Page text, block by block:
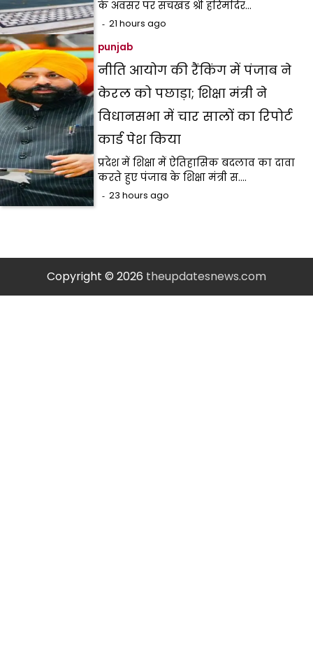
के अवसर पर सचखंड श्री हरिमंदिर…
21 hours ago
punjab
नीति आयोग की रैंकिंग में पंजाब ने
केरल को पछाड़ा; शिक्षा मंत्री ने
विधानसभा में चार सालों का रिपोर्ट
कार्ड पेश किया
प्रदेश में शिक्षा में ऐतिहासिक बदलाव का दावा
करते हुए पंजाब के शिक्षा मंत्री स.…
23 hours ago
Copyright © 2026 theupdatesnews.com